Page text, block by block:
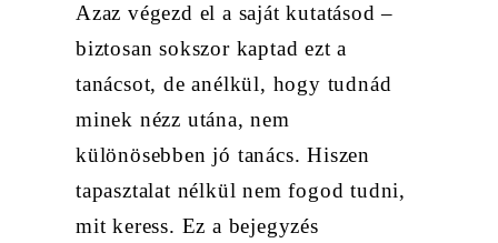
Azaz végezd el a saját kutatásod –
biztosan sokszor kaptad ezt a
tanácsot, de anélkül, hogy tudnád
minek nézz utána, nem
különösebben jó tanács. Hiszen
tapasztalat nélkül nem fogod tudni,
mit keress. Ez a bejegyzés